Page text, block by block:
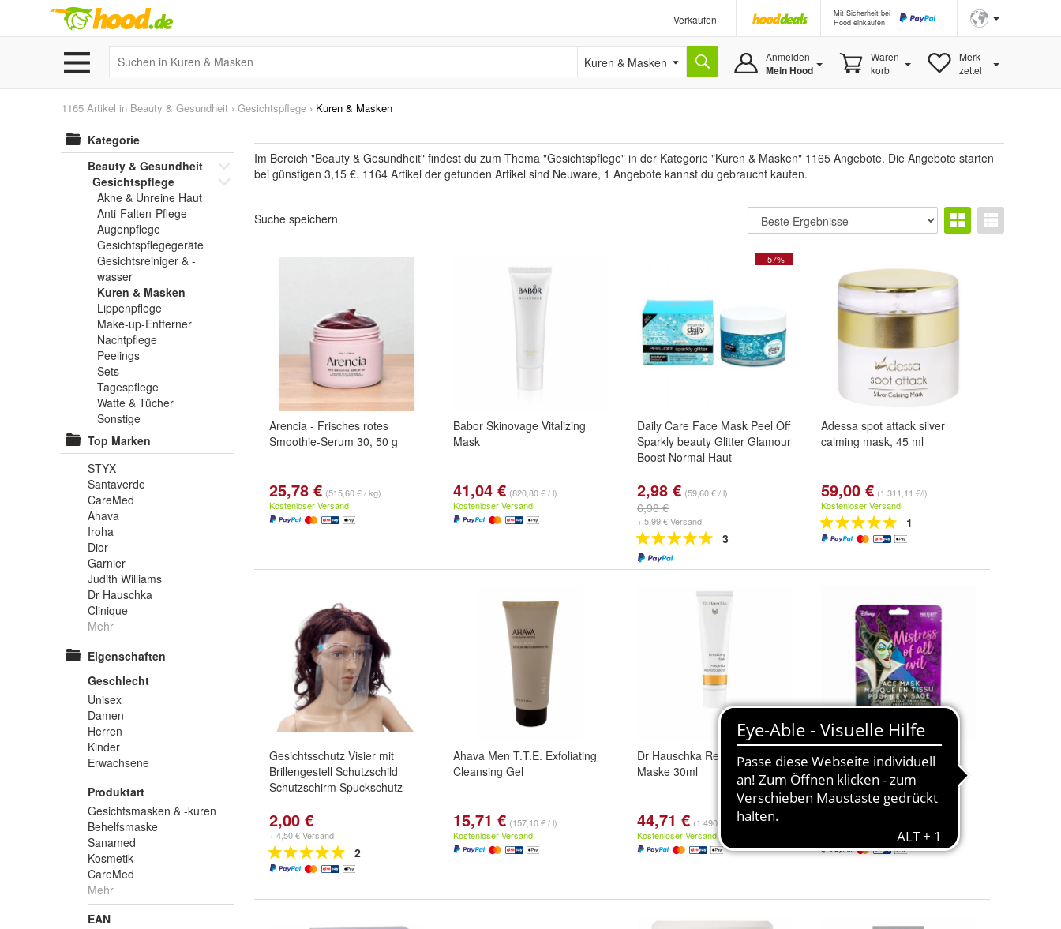
Verkaufen
Mit Sicherheit bei
Hood einkaufen
Kuren & Masken Anmelden
Mein Hood
Waren-
korb
Merk-
zettel
1165 Artikel in Beauty & Gesundheit › Gesichtspflege › Kuren & Masken
Kategorie
Beauty & Gesundheit
Gesichtspflege
Akne & Unreine Haut
Anti-Falten-Pflege
Augenpflege
Gesichtspflegegeräte
Gesichtsreiniger & -
wasser
Kuren & Masken
Lippenpflege
Make-up-Entferner
Nachtpflege
Peelings
Sets
Tagespflege
Watte & Tücher
Sonstige
Top Marken
STYX
Santaverde
CareMed
Ahava
Iroha
Dior
Garnier
Judith Williams
Dr Hauschka
Clinique
Mehr
Eigenschaften
Geschlecht
Unisex
Damen
Herren
Kinder
Erwachsene
Produktart
Gesichtsmasken & -kuren
Behelfsmaske
Sanamed
Kosmetik
CareMed
Mehr
EAN
Im Bereich "Beauty & Gesundheit" findest du zum Thema "Gesichtspflege" in der Kategorie "Kuren & Masken" 1165 Angebote. Die Angebote starten
bei günstigen 3,15 €. 1164 Artikel der gefunden Artikel sind Neuware, 1 Angebote kannst du gebraucht kaufen.
Suche speichern
Arencia - Frisches rotes
Smoothie-Serum 30, 50 g
25,78 € (515,60 € / kg)
Kostenloser Versand
Babor Skinovage Vitalizing
Mask
41,04 € (820,80 € / l)
Kostenloser Versand
- 57%
Daily Care Face Mask Peel Off
Sparkly beauty Glitter Glamour
Boost Normal Haut
2,98 € (59,60 € / l)
6,98 €
+ 5,99 € Versand
3
Adessa spot attack silver
calming mask, 45 ml
59,00 € (1.311,11 €/l)
Kostenloser Versand
1
Gesichtsschutz Visier mit
Brillengestell Schutzschild
Schutzschirm Spuckschutz
2,00 €
+ 4,50 € Versand
2
Ahava Men T.T.E. Exfoliating
Cleansing Gel
15,71 € (157,10 € / l)
Kostenloser Versand
Dr Hauschka Revitalisierende
Maske 30ml
44,71 € (1.490,33 € / l)
Kostenloser Versand
Disney Mascarilla Maléfica
25ml
Kostenloser Versand